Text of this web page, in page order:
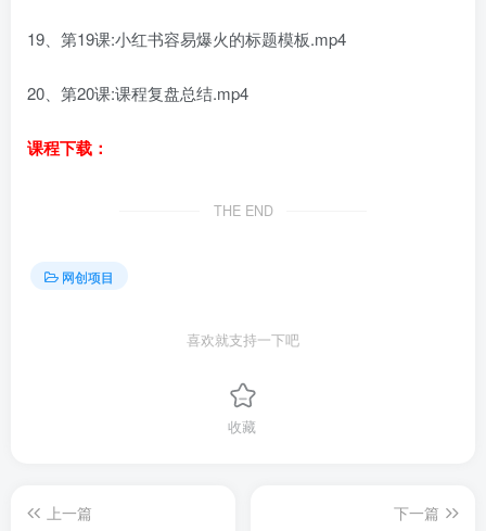
19、第19课:小红书容易爆火的标题模板.mp4
20、第20课:课程复盘总结.mp4
课程下载：
THE END
网创项目
喜欢就支持一下吧
收藏
上一篇
下一篇